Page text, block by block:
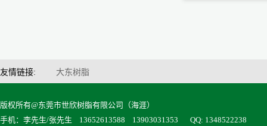
友情链接: 大东树脂
版权所有@东莞市世欣树脂有限公司（海涯）
手机：李先生/张先生 13652613588 13903031353
QQ: 1348522238